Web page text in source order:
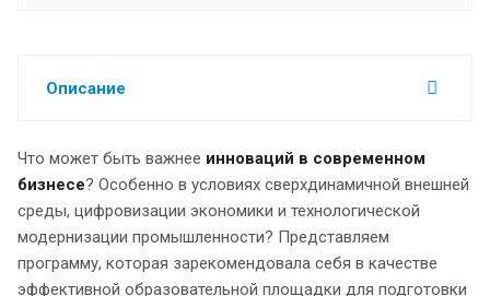
Описание
Что может быть важнее инноваций в современном
бизнесе? Особенно в условиях сверхдинамичной внешней
среды, цифровизации экономики и технологической
модернизации промышленности? Представляем
программу, которая зарекомендовала себя в качестве
эффективной образовательной площадки для подготовки